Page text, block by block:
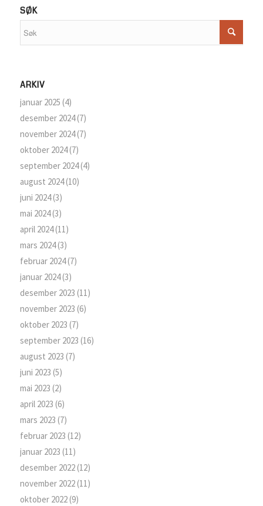
SØK
ARKIV
januar 2025 (4)
desember 2024(7)
november 2024(7)
oktober 2024(7)
september 2024(4)
august 2024(10)
juni 2024(3)
mai 2024(3)
april 2024(11)
mars 2024(3)
februar 2024(7)
januar 2024(3)
desember 2023 (11)
november 2023 (6)
oktober 2023 (7)
september 2023 (16)
august 2023 (7)
juni 2023 (5)
mai 2023 (2)
april 2023 (6)
mars 2023 (7)
februar 2023 (12)
januar 2023 (11)
desember 2022(12)
november 2022(11)
oktober 2022(9)